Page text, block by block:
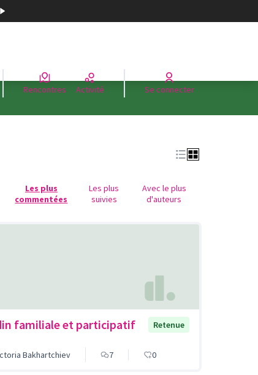
Rencontres Activité Se connecter
Les plus
commentées
Les plus
suivies
Avec le plus
d'auteurs
familiale et participatif Retenue
Bakhartchiev 7 0